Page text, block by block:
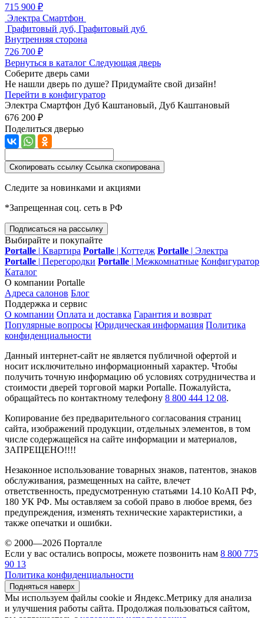
715 900 ₽
Электра Смартфон
Графитовый дуб, Графитовый дуб
Внутренняя сторона
726 700 ₽
Вернуться в каталог Следующая дверь
Соберите дверь сами
Не нашли дверь по душе? Придумайте свой дизайн!
Перейти в конфигуратор
Электра Смартфон Дуб Каштановый, Дуб Каштановый
676 200 ₽
Поделиться дверью
Скопировать ссылку Ссылка скопирована
Следите за новинками и акциями
*Запрещенная соц. сеть в РФ
Подписаться на рассылку
Выбирайте и покупайте
Portalle | Квартира Portalle | Коттедж Portalle | Электра
Portalle | Перегородки Portalle | Межкомнатные Конфигуратор
Каталог
О компании Portalle
Адреса салонов Блог
Поддержка и сервис
О компании Оплата и доставка Гарантия и возврат
Популярные вопросы Юридическая информация Политика
конфиденциальности
Данный интернет-сайт не является публичной офертой и
носит исключительно информационный характер. Чтобы
получить точную информацию об условиях сотрудничества и
стоимости дверей торговой марки Portalle. Пожалуйста,
обращайтесь по контактному телефону 8 800 444 12 08.
Копирование без предварительного согласования страниц
сайта, изображений продукции, отдельных элементов, в том
числе содержащейся на сайте информации и материалов,
ЗАПРЕЩЕНО!!!!
Незаконное использование товарных знаков, патентов, знаков
обслуживания, размещенных на сайте, влечет
ответственность, предусмотренную статьями 14.10 КоАП РФ,
180 УК РФ. Мы оставляем за собой право в любое время, без
предупреждения, изменять технические характеристики, а
также опечатки и ошибки.
© 2000—2026 Порталле
Если у вас остались вопросы, можете позвонить нам 8 800 775
90 13
Политика конфиденциальности
Подняться наверх
Мы используем файлы cookie и Яндекс.Метрику для анализа
и улучшения работы сайта. Продолжая пользоваться сайтом,